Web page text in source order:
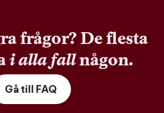
frågor? De flesta
i alla fallnågon.
Gå till FAQ